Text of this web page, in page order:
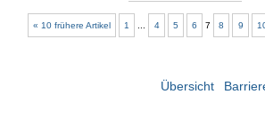
« 10 frühere Artikel 1 4 5 6 7 8 9
Übersicht